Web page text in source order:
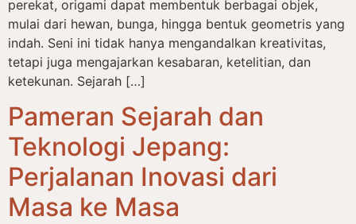
perekat, origami dapat membentuk berbagai objek,
mulai dari hewan, bunga, hingga bentuk geometris yang
indah. Seni ini tidak hanya mengandalkan kreativitas,
tetapi juga mengajarkan kesabaran, ketelitian, dan
ketekunan. Sejarah […]
Pameran Sejarah dan
Teknologi Jepang:
Perjalanan Inovasi dari
Masa ke Masa